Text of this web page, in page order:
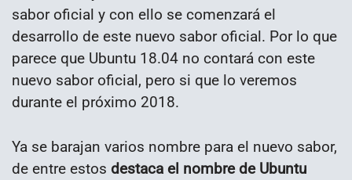
sabor oficial y con ello se comenzará el
desarrollo de este nuevo sabor oficial. Por lo que
parece que Ubuntu 18.04 no contará con este
nuevo sabor oficial, pero si que lo veremos
durante el próximo 2018.
Ya se barajan varios nombre para el nuevo sabor,
de entre estos destaca el nombre de Ubuntu